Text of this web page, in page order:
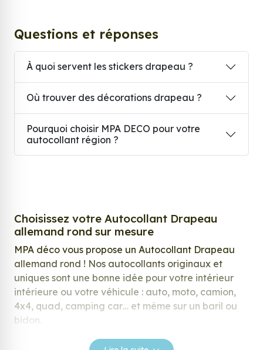
Questions et réponses
À quoi servent les stickers drapeau ?
Où trouver des décorations drapeau ?
Pourquoi choisir MPA DECO pour votre
autocollant région ?
Choisissez votre Autocollant Drapeau
allemand rond sur mesure
MPA déco vous propose un Autocollant Drapeau
allemand rond ! Nos autocollants originaux et
uniques sont une bonne idée pour votre intérieur
intérieure ou votre véhicule : auto, moto, camion,
4x4, quad, camping car… et même sur un baril ou
bidon.